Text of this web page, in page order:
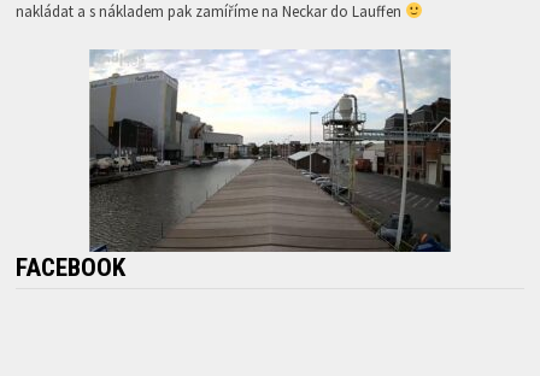
nakládat a s nákladem pak zamíříme na Neckar do Lauffen
FACEBOOK